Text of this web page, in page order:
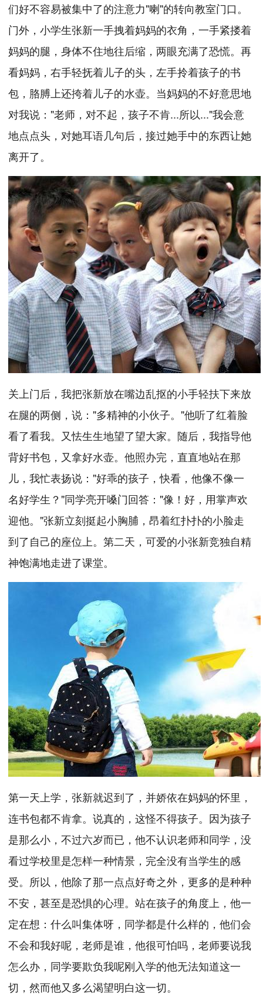
们好不容易被集中了的注意力"喇"的转向教室门口。
门外，小学生张新一手拽着妈妈的衣角，一手紧搂着
妈妈的腿，身体不住地往后缩，两眼充满了恐慌。再
看妈妈，右手轻抚着儿子的头，左手拎着孩子的书
包，胳膊上还挎着儿子的水壶。当妈妈的不好意思地
对我说："老师，对不起，孩子不肯...所以..."我会意
地点点头，对她耳语几句后，接过她手中的东西让她
离开了。
关上门后，我把张新放在嘴边乱抠的小手轻扶下来放
在腿的两侧，说："多精神的小伙子。"他听了红着脸
看了看我。又怯生生地望了望大家。随后，我指导他
背好书包，又拿好水壶。他照办完，直直地站在那
儿，我忙表扬说："好乖的孩子，快看，他像不像一
名好学生？"同学亮开嗓门回答："像！好，用掌声欢
迎他。"张新立刻挺起小胸脯，昂着红扑扑的小脸走
到了自己的座位上。第二天，可爱的小张新竞独自精
神饱满地走进了课堂。
第一天上学，张新就迟到了，并娇依在妈妈的怀里，
连书包都不肯拿。说真的，这怪不得孩子。因为孩子
是那么小，不过六岁而已，他不认识老师和同学，没
看过学校里是怎样一种情景，完全没有当学生的感
受。所以，他除了那一点点好奇之外，更多的是种种
不安，甚至是恐惧的心理。站在孩子的角度上，他一
定在想：什么叫集体呀，同学都是什么样的，他们会
不会和我好呢，老师是谁，他很可怕吗，老师要说我
怎么办，同学要欺负我呢刚入学的他无法知道这一
切，然而他又多么渴望明白这一切。